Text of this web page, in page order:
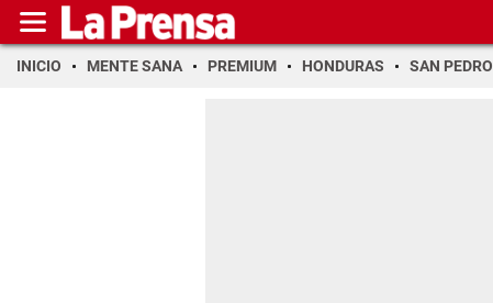
INICIO MENTE SANA PREMIUM HONDURAS SAN PEDRO